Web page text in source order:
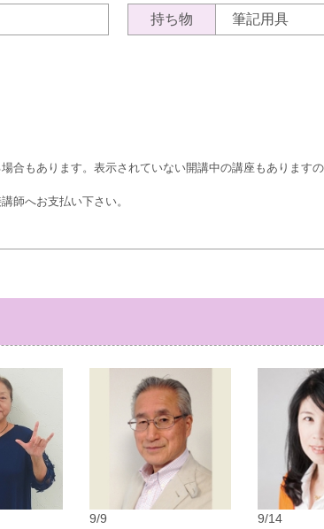
持ち物
筆記用具
もあります。表示されていない開講中の講座もあります
師へお支払い下さい。
9/9 9/14